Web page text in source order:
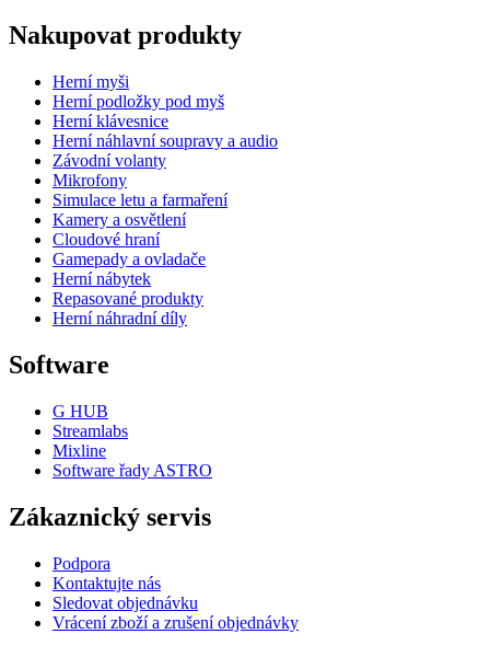
Nakupovat produkty
Herní myši
Herní podložky pod myš
Herní klávesnice
Herní náhlavní soupravy a audio
Závodní volanty
Mikrofony
Simulace letu a farmaření
Kamery a osvětlení
Cloudové hraní
Gamepady a ovladače
Herní nábytek
Repasované produkty
Herní náhradní díly
Software
G HUB
Streamlabs
Mixline
Software řady ASTRO
Zákaznický servis
Podpora
Kontaktujte nás
Sledovat objednávku
Vrácení zboží a zrušení objednávky